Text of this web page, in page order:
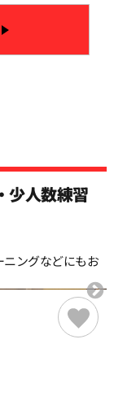
少人数練習
ングなどにもお